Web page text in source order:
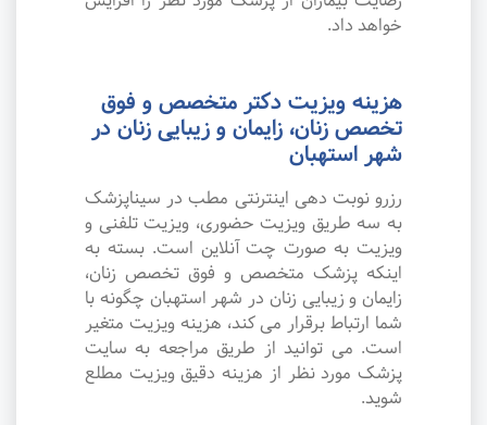
خواهد داد.
هزینه ویزیت دکتر متخصص و فوق
تخصص زنان، زایمان و زیبایی زنان در
شهر استهبان
رزرو نوبت دهی اینترنتی مطب در سیناپزشک
به سه طریق ویزیت حضوری، ویزیت تلفنی و
ویزیت به صورت چت آنلاین است. بسته به
اینکه پزشک متخصص و فوق تخصص زنان،
زایمان و زیبایی زنان در شهر استهبان چگونه با
شما ارتباط برقرار می کند، هزینه ویزیت متغیر
است. می توانید از طریق مراجعه به سایت
پزشک مورد نظر از هزینه دقیق ویزیت مطلع
شوید.